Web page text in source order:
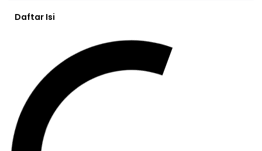
Daftar Isi